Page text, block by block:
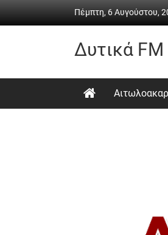
Πέμπτη, 6 Αυγούστου,
Δυτικά FM
Καθημερινή